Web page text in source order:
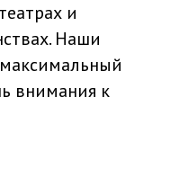
и
Наши
внимания к